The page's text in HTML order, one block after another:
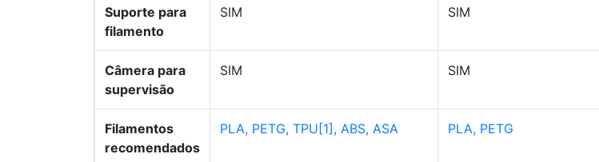
Suporte para
filamento
SIM SIM
Câmera para
supervisão
SIM SIM
Filamentos
recomendados
PLA, PETG, TPU[1], ABS, ASA PLA, PETG